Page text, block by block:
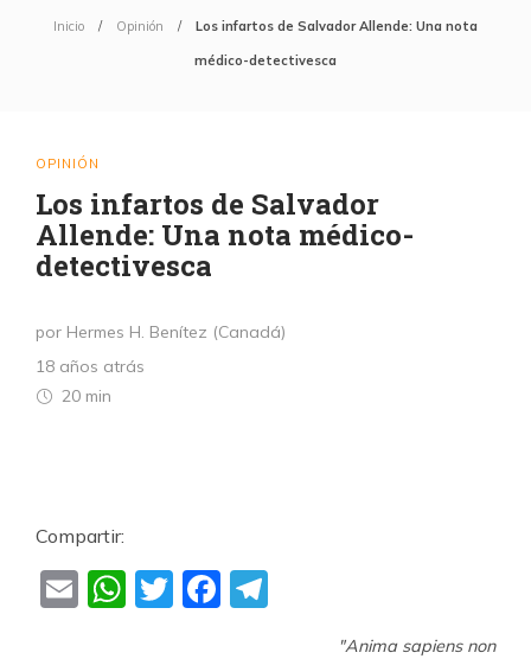
Inicio Opinión Los infartos de Salvador Allende: Una nota
médico-detectivesca
OPINIÓN
Los infartos de Salvador
Allende: Una nota médico-
detectivesca
por Hermes H. Benítez (Canadá)
18 años atrás
20 min
Compartir:
EmailWhatsApp
TwitterFacebook
"Anima sapiens non